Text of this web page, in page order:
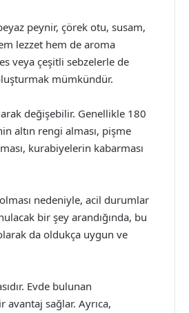
peynir, çörek otu, susam,
lezzet hem de aroma
veya çeşitli sebzelerle de
mümkündür.
değişebilir. Genellikle 180
altın rengi alması, pişme
kurabiyelerin kabarması
nedeniyle, acil durumlar
bir şey arandığında, bu
da oldukça uygun ve
Evde bulunan
sağlar. Ayrıca,